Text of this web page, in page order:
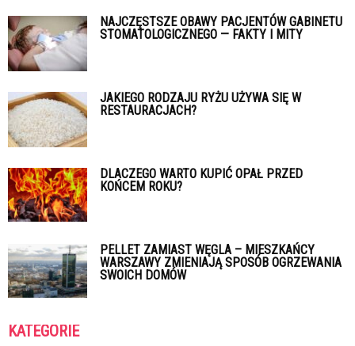
NAJCZĘSTSZE OBAWY PACJENTÓW GABINETU
STOMATOLOGICZNEGO — FAKTY I MITY
JAKIEGO RODZAJU RYŻU UŻYWA SIĘ W
RESTAURACJACH?
DLACZEGO WARTO KUPIĆ OPAŁ PRZED
KOŃCEM ROKU?
PELLET ZAMIAST WĘGLA – MIESZKAŃCY
WARSZAWY ZMIENIAJĄ SPOSÓB OGRZEWANIA
SWOICH DOMÓW
KATEGORIE